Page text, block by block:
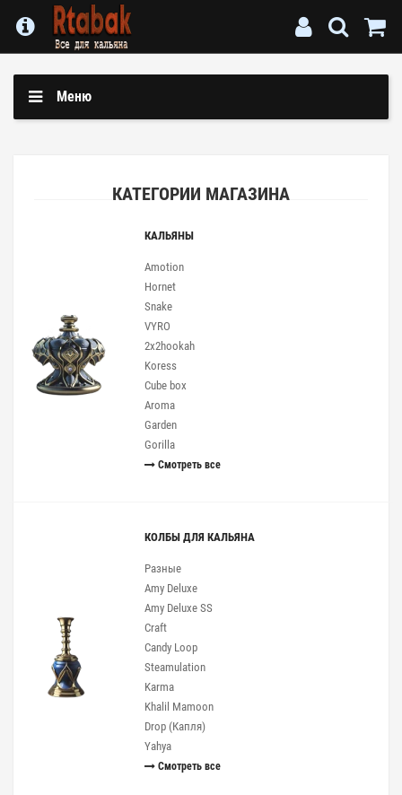
Меню
КАТЕГОРИИ МАГАЗИНА
КАЛЬЯНЫ
Amotion
Hornet
Snake
VYRO
2x2hookah
Koress
Cube box
Aroma
Garden
Gorilla
Смотреть все
КОЛБЫ ДЛЯ КАЛЬЯНА
Разные
Amy Deluxe
Amy Deluxe SS
Craft
Candy Loop
Steamulation
Karma
Khalil Mamoon
Drop (Капля)
Yahya
Смотреть все